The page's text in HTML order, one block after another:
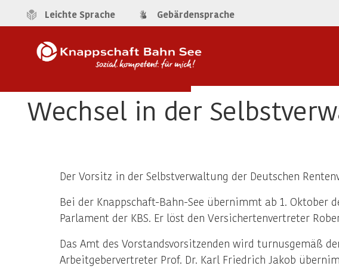
Leichte Sprache Gebärdensprache
Wechsel in der
Der Vorsitz in der Selbstverwaltung der Deutschen
Bei der Knappschaft-Bahn-See übernimmt ab 1. Oktober
Parlament der KBS. Er löst den Versichertenvertreter
Das Amt des Vorstandsvorsitzenden wird turnusgemäß
Arbeitgebervertreter Prof. Dr. Karl Friedrich Jakob